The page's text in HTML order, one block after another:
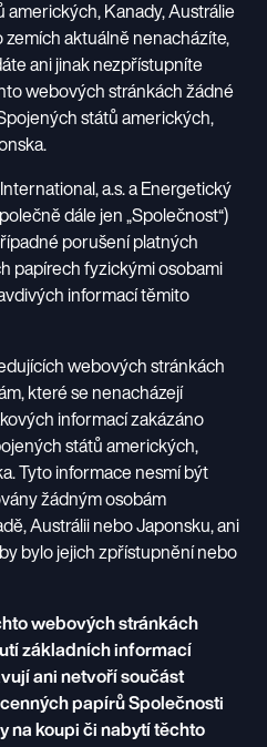
a seniory v nouzi.
Kanady, Austrálie
zemích aktuálně nenacházíte,
ani jinak nezpřístupníte
webových stránkách žádné
států amerických,
a.s. a Energetický
dále jen „Společnost“)
porušení platných
papírech fyzickými osobami
informací těmito
webových stránkách
které se nenacházejí
informací zakázáno
států amerických,
Tyto informace nesmí být
žádným osobám
Austrálii nebo Japonsku, ani
bylo jejich zpřístupnění nebo
webových stránkách
základních informací
ani netvoří součást
papírů Společnosti
na koupi či nabytí těchto